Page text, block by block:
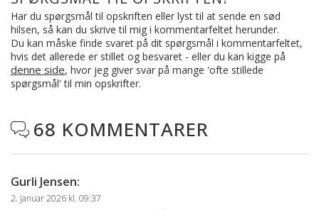
Har du spørgsmål til opskriften eller lyst til at sende en sød
hilsen, så kan du skrive til mig i kommentarfeltet herunder.
Du kan måske finde svaret på dit spørgsmål i kommentarfeltet,
hvis det allerede er stillet og besvaret - eller du kan kigge på
denne side, hvor jeg giver svar på mange 'ofte stillede
spørgsmål' til min opskrifter.
 68 KOMMENTARER
Gurli Jensen:
2. januar 2026 kl. 09:37